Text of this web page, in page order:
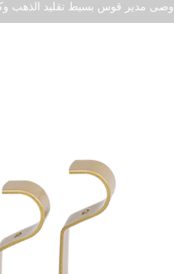
أوصى مدير قوس بسيط تقليد الذهب